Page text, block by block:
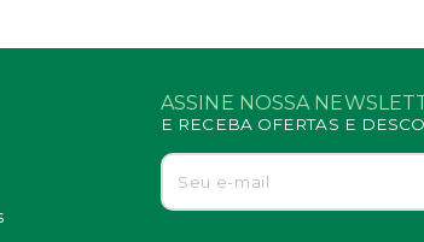
ASSINE NOSSA
E RECEBA OFERTAS E